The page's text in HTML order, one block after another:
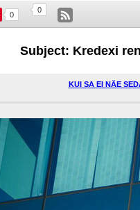
0
0
Subject: Kredexi
KUI SA EI NÄE